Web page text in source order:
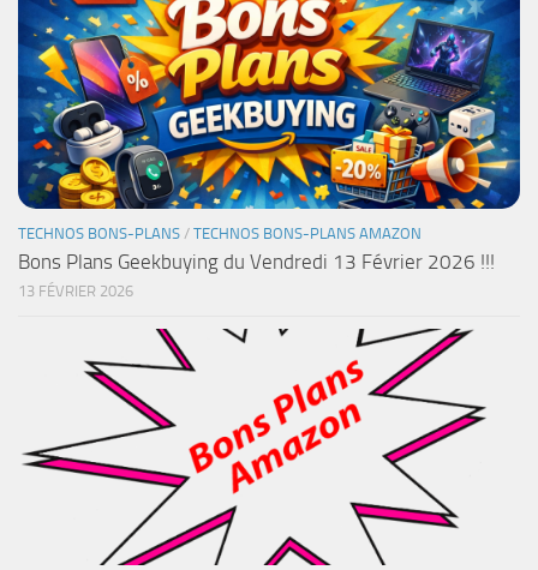
TECHNOS BONS-PLANS / TECHNOS BONS-PLANS AMAZON
Bons Plans Geekbuying du Vendredi 13 Février 2026 !!!
13 FÉVRIER 2026